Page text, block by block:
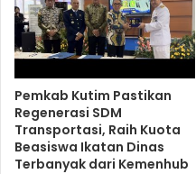
Pemkab Kutim Pastikan
Regenerasi SDM
Transportasi, Raih Kuota
Beasiswa Ikatan Dinas
Terbanyak dari Kemenhub